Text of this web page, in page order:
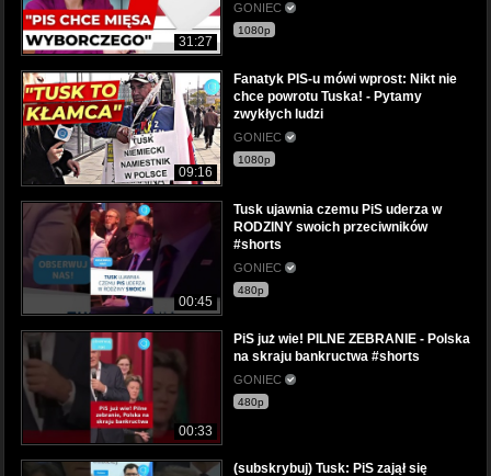
31:27
GONIEC
1080p
09:16
Fanatyk PIS-u mówi wprost: Nikt nie
chce powrotu Tuska! - Pytamy
zwykłych ludzi
GONIEC
1080p
00:45
Tusk ujawnia czemu PiS uderza w
RODZINY swoich przeciwników
#shorts
GONIEC
480p
00:33
PiS już wie! PILNE ZEBRANIE - Polska
na skraju bankructwa #shorts
GONIEC
480p
(subskrybuj) Tusk: PiS zajął się